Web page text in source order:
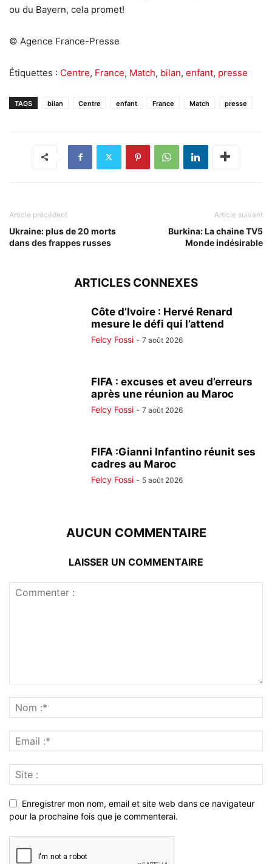
ou du Bayern, cela promet!
© Agence France-Presse
Étiquettes : Centre, France, Match, bilan, enfant, presse
TAGS bilan Centre enfant France Match presse
Article précédent
Ukraine: plus de 20 morts
dans des frappes russes
Article suivant
Burkina: La chaine TV5
Monde indésirable
ARTICLES CONNEXES
Côte d’Ivoire : Hervé Renard
mesure le défi qui l’attend
Felcy Fossi - 7 août 2026
FIFA : excuses et aveu d’erreurs
après une réunion au Maroc
Felcy Fossi - 7 août 2026
FIFA :Gianni Infantino réunit ses
cadres au Maroc
Felcy Fossi - 5 août 2026
AUCUN COMMENTAIRE
LAISSER UN COMMENTAIRE
Enregistrer mon nom, email et site web dans ce navigateur
pour la prochaine fois que je commenterai.